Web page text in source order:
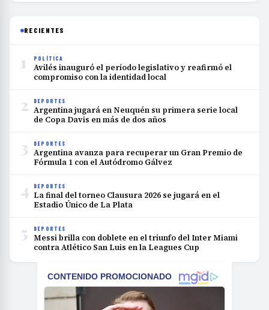
RECIENTES
1 POLÍTICA
Avilés inauguró el período legislativo y reafirmó el
compromiso con la identidad local
2 DEPORTES
Argentina jugará en Neuquén su primera serie local
de Copa Davis en más de dos años
3 DEPORTES
Argentina avanza para recuperar un Gran Premio de
Fórmula 1 con el Autódromo Gálvez
4 DEPORTES
La final del torneo Clausura 2026 se jugará en el
Estadio Único de La Plata
5 DEPORTES
Messi brilla con doblete en el triunfo del Inter Miami
contra Atlético San Luis en la Leagues Cup